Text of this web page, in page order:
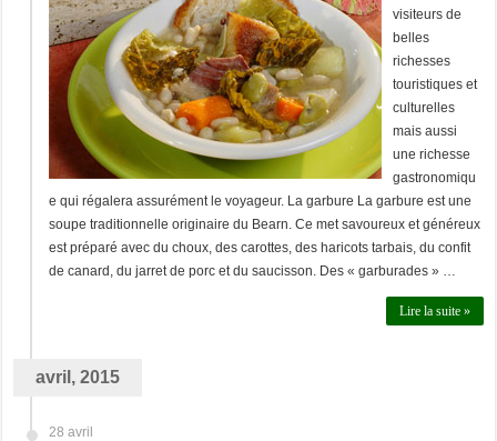
visiteurs de
belles
richesses
touristiques et
culturelles
mais aussi
une richesse
gastronomiqu
e qui régalera assurément le voyageur. La garbure La garbure est une
soupe traditionnelle originaire du Bearn. Ce met savoureux et généreux
est préparé avec du choux, des carottes, des haricots tarbais, du confit
de canard, du jarret de porc et du saucisson. Des « garburades » …
Lire la suite »
avril, 2015
28 avril